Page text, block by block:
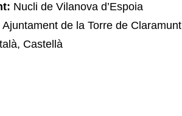
Nucli de Vilanova d’Espoia
Ajuntament de la Torre de Claramunt
Castellà